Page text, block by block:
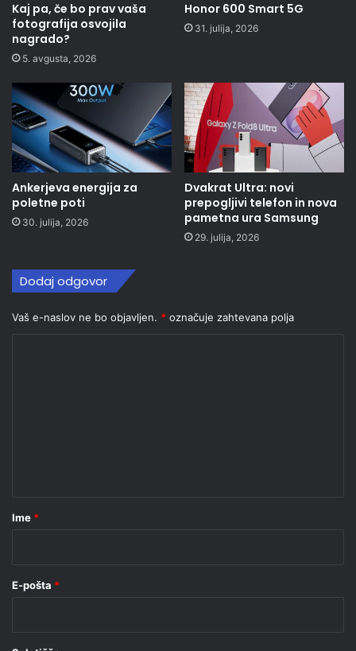
Kaj pa, če bo prav vaša
fotografija osvojila
nagrado?
5. avgusta, 2026
Honor 600 Smart 5G
31. julija, 2026
Ankerjeva energija za
poletne poti
30. julija, 2026
Dvakrat Ultra: novi
prepogljivi telefon in nova
pametna ura Samsung
29. julija, 2026
Dodaj odgovor
Vaš e-naslov ne bo objavljen. * označuje zahtevana polja
r
Ime *
E-pošta *